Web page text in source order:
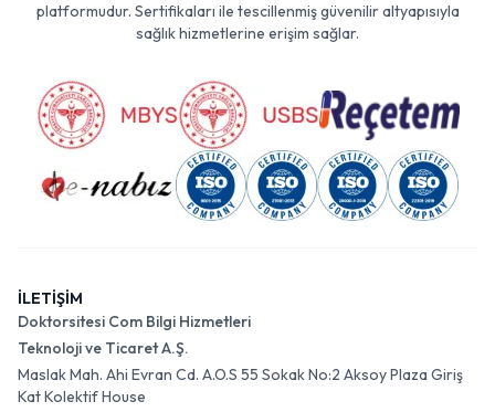
platformudur. Sertifikaları ile tescillenmiş güvenilir altyapısıyla
sağlık hizmetlerine erişim sağlar.
İLETİŞİM
Doktorsitesi Com Bilgi Hizmetleri
Teknoloji ve Ticaret A.Ş.
Maslak Mah. Ahi Evran Cd. A.O.S 55 Sokak No:2 Aksoy Plaza Giriş
Kat Kolektif House